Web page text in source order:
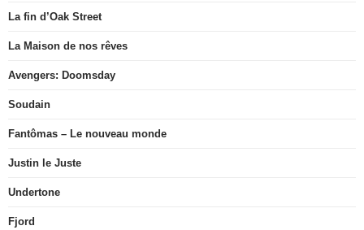
La fin d’Oak Street
La Maison de nos rêves
Avengers: Doomsday
Soudain
Fantômas – Le nouveau monde
Justin le Juste
Undertone
Fjord